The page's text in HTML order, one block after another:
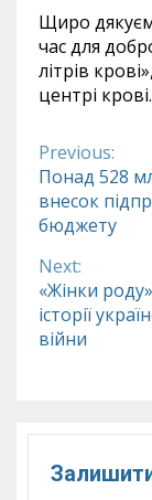
Щиро
час для
літрів
центрі крові.
Previous:
Понад 528
внесок
бюджету
Next:
«Жінки
історії
війни